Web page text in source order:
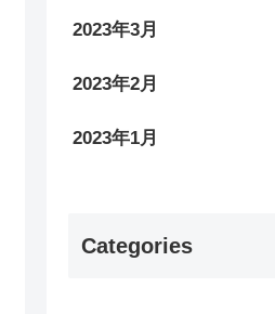
2023年3月
2023年2月
2023年1月
Categories